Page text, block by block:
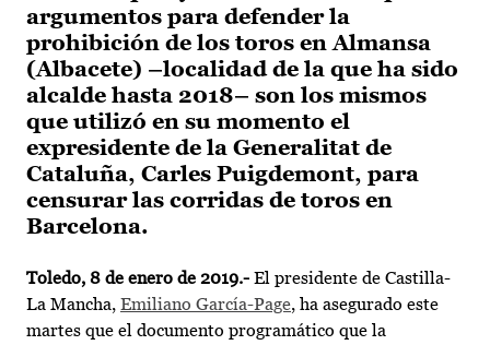
argumentos para defender la
prohibición de los toros en Almansa
(Albacete) –localidad de la que ha sido
alcalde hasta 2018– son los mismos
que utilizó en su momento el
expresidente de la Generalitat de
Cataluña, Carles Puigdemont, para
censurar las corridas de toros en
Barcelona.
Toledo, 8 de enero de 2019.- El presidente de Castilla-
La Mancha, Emiliano García-Page, ha asegurado este
martes que el documento programático que la